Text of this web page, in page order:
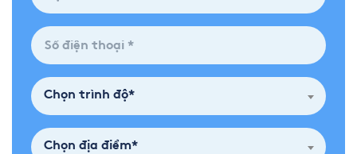
Chọn trình độ*
Chọn địa điểm*